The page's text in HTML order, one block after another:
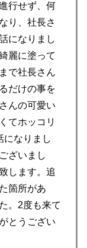
行せず、何
り、社長さ
になりまし
麗に塗って
で社長さん
だけの事を
んの可愛い
てホッコリ
になりまし
ざいまし
します。追
箇所があ
。2度も来て
とうござい